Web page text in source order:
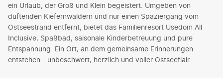
ein Urlaub, der Groß und Klein begeistert. Umgeben von
duftenden Kiefernwäldern und nur einen Spaziergang vom
Ostseestrand entfernt, bietet das Familienresort Usedom All
Inclusive, Spaßbad, saisonale Kinderbetreuung und pure
Entspannung. Ein Ort, an dem gemeinsame Erinnerungen
entstehen - unbeschwert, herzlich und voller Ostseeflair.